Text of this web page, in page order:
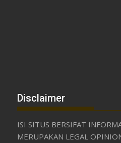
Disclaimer
ISI SITUS BERSIFAT
MERUPAKAN LEGAL